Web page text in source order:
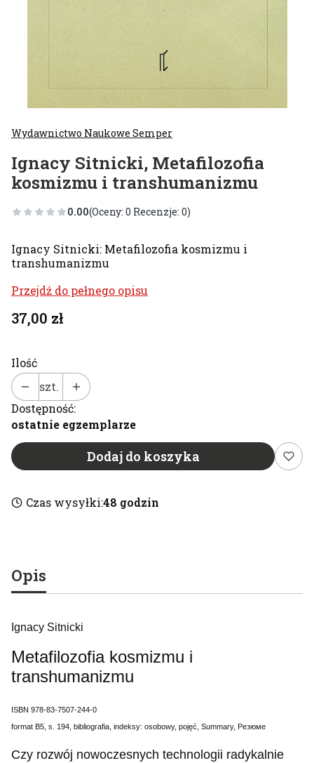
Wydawnictwo Naukowe Semper
Ignacy Sitnicki, Metafilozofia
kosmizmu i transhumanizmu
0.00(Oceny: 0 Recenzje: 0)
Ignacy Sitnicki: Metafilozofia kosmizmu i
transhumanizmu
Przejdź do pełnego opisu
Cena
37,00 zł
Ilość
szt.
Dostępność:
ostatnie egzemplarze
Dodaj do koszyka
Czas wysyłki:48 godzin
Opis
Ignacy Sitnicki
Metafilozofia kosmizmu i
transhumanizmu
ISBN 978-83-7507-244-0
format B5, s. 194, bibliografia, indeksy: osobowy, pojęć, Summary, Резюме
Czy rozwój nowoczesnych technologii radykalnie